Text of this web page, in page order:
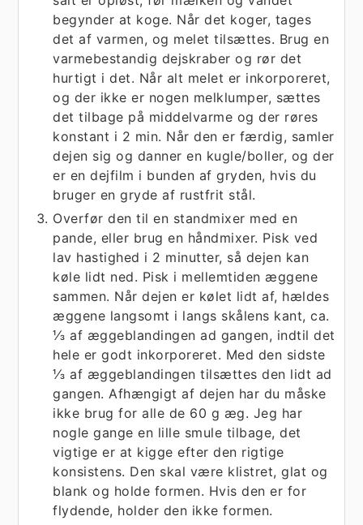
begynder at koge. Når det koger, tages
det af varmen, og melet tilsættes. Brug en
varmebestandig dejskraber og rør det
hurtigt i det. Når alt melet er inkorporeret,
og der ikke er nogen melklumper, sættes
det tilbage på middelvarme og der røres
konstant i 2 min. Når den er færdig, samler
dejen sig og danner en kugle/boller, og der
er en dejfilm i bunden af gryden, hvis du
bruger en gryde af rustfrit stål.
Overfør den til en standmixer med en
pande, eller brug en håndmixer. Pisk ved
lav hastighed i 2 minutter, så dejen kan
køle lidt ned. Pisk i mellemtiden æggene
sammen. Når dejen er kølet lidt af, hældes
æggene langsomt i langs skålens kant, ca.
⅓ af æggeblandingen ad gangen, indtil det
hele er godt inkorporeret. Med den sidste
⅓ af æggeblandingen tilsættes den lidt ad
gangen. Afhængigt af dejen har du måske
ikke brug for alle de 60 g æg. Jeg har
nogle gange en lille smule tilbage, det
vigtige er at kigge efter den rigtige
konsistens. Den skal være klistret, glat og
blank og holde formen. Hvis den er for
flydende, holder den ikke formen.